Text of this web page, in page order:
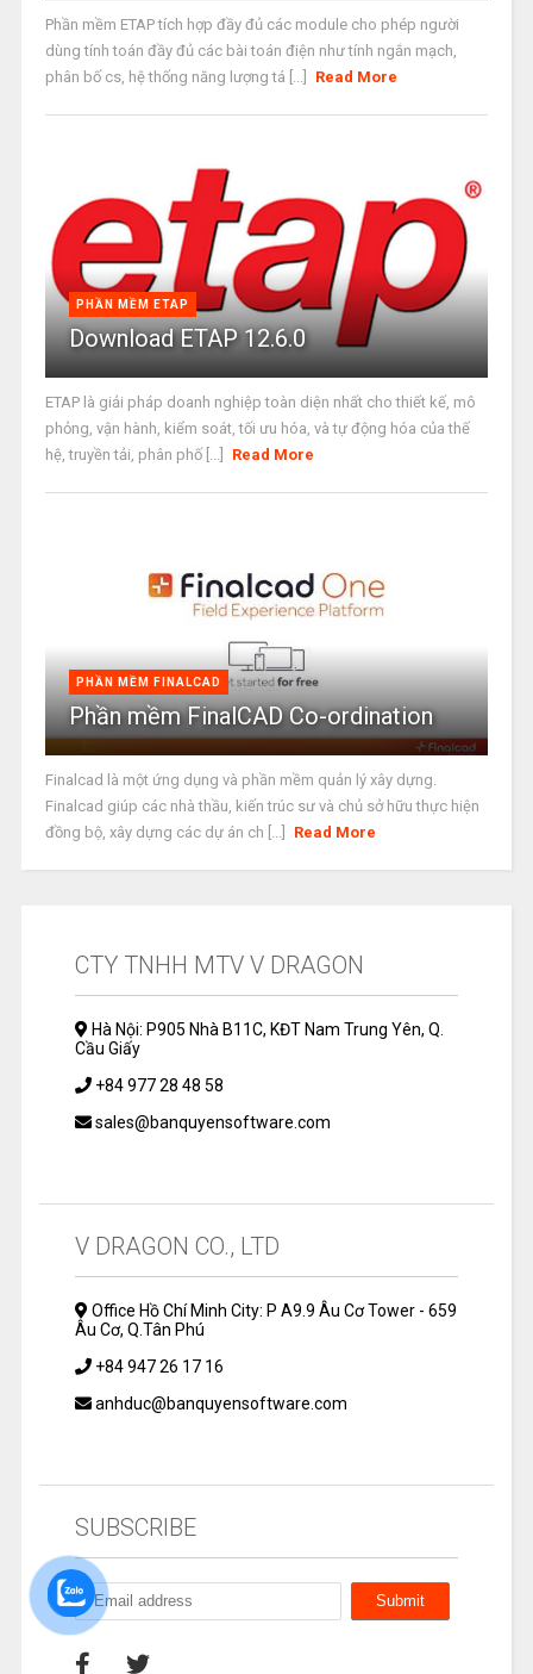
Phần mềm ETAP tích hợp đầy đủ các module cho phép người
dùng tính toán đầy đủ các bài toán điện như tính ngắn mạch,
phân bố cs, hệ thống năng lượng tá [...]
Read More
PHẦN MỀM ETAP
Download ETAP 12.6.0
ETAP là giải pháp doanh nghiệp toàn diện nhất cho thiết kế, mô
phỏng, vận hành, kiểm soát, tối ưu hóa, và tự động hóa của thế
hệ, truyền tải, phân phố [...]
Read More
PHẦN MỀM FINALCAD
Phần mềm FinalCAD Co-ordination
Finalcad là một ứng dụng và phần mềm quản lý xây dựng.
Finalcad giúp các nhà thầu, kiến trúc sư và chủ sở hữu thực hiện
đồng bộ, xây dựng các dự án ch [...]
Read More
CTY TNHH MTV V DRAGON
Hà Nội: P905 Nhà B11C, KĐT Nam Trung Yên, Q.
Cầu Giấy
+84 977 28 48 58
sales@banquyensoftware.com
V DRAGON CO., LTD
Office Hồ Chí Minh City: P A9.9 Âu Cơ Tower - 659
Âu Cơ, Q.Tân Phú
+84 947 26 17 16
anhduc@banquyensoftware.com
SUBSCRIBE